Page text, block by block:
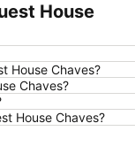
House
House Chaves?
Chaves?
House Chaves?